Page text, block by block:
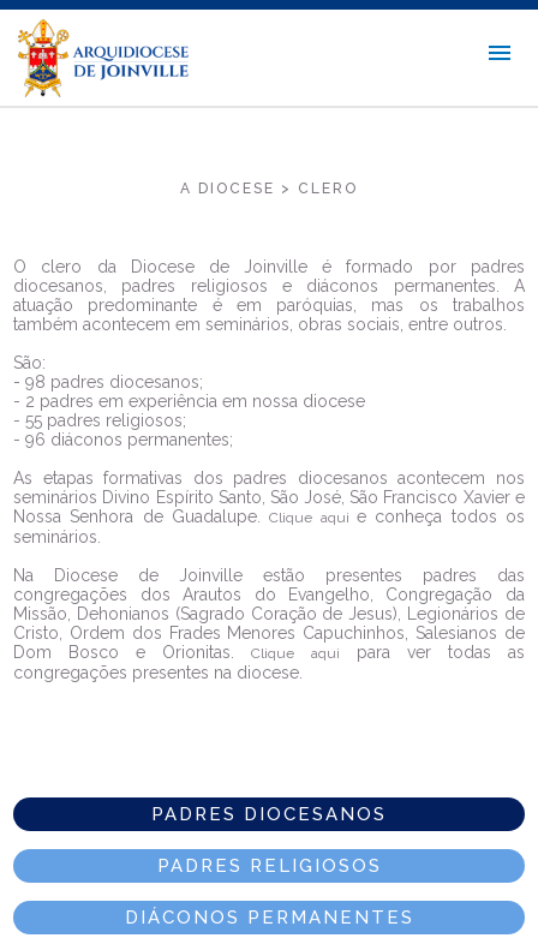
A DIOCESE > CLERO
O clero da Diocese de Joinville é formado por padres
diocesanos, padres religiosos e diáconos permanentes. A
atuação predominante é em paróquias, mas os trabalhos
também acontecem em seminários, obras sociais, entre outros.
São:
- 98 padres diocesanos;
- 2 padres em experiência em nossa diocese
- 55 padres religiosos;
- 96 diáconos permanentes;
As etapas formativas dos padres diocesanos acontecem nos
seminários Divino Espírito Santo, São José, São Francisco Xavier e
Nossa Senhora de Guadalupe.Clique aqui e conheça todos os
seminários.
Na Diocese de Joinville estão presentes padres das
congregações dos Arautos do Evangelho, Congregação da
Missão, Dehonianos (Sagrado Coração de Jesus), Legionários de
Cristo, Ordem dos Frades Menores Capuchinhos, Salesianos de
Dom Bosco e Orionitas.Clique aqui
para ver todas as
congregações presentes na diocese.
PADRES DIOCESANOS
PADRES RELIGIOSOS
DIÁCONOS PERMANENTES